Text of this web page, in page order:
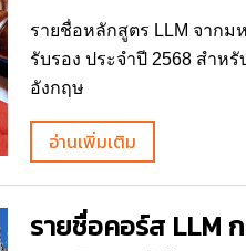
รายชื่อหลักสูตร LLM จาก
รับรอง ประจำปี 2568 สำห
อังกฤษ
อ่านเพิ่มเติม
รายชื่อคอร์ส LLM